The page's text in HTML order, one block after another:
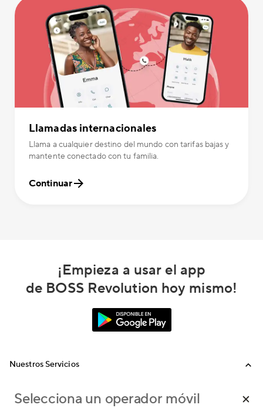
Llamadas internacionales
Llama a cualquier destino del mundo con tarifas bajas y
mantente conectado con tu familia.
Continuar
¡Empieza a usar el app
de BOSS Revolution hoy mismo!
Nuestros Servicios
Ayuda
Selecciona un operador móvil